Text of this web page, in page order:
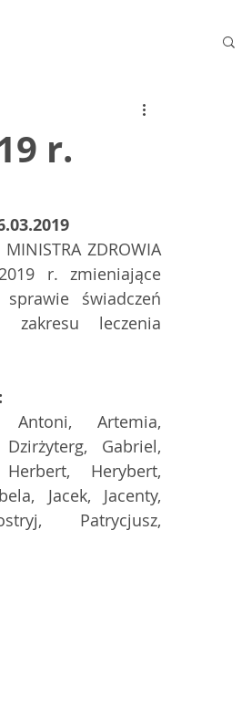
r.
ZDROWIA
r. zmieniające
świadczeń
zakresu leczenia
Antoni, Artemia,
Gabriel,
Herybert,
Jacek, Jacenty,
Patrycjusz,